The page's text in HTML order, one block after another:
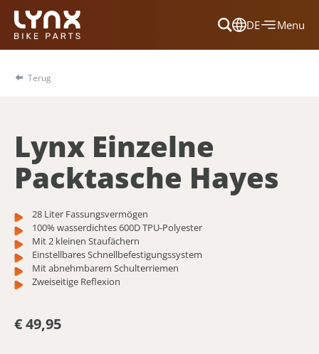
DE
Dansk
Nederlands
Menu
Terug
Lynx Einzelne
Packtasche Hayes
28 Liter Fassungsvermögen
100% wasserdichtes 600D TPU-Polyester
Mit 2 kleinen Staufächern
Einstellbares Schnellbefestigungssystem
Mit abnehmbarem Schulterriemen
Zweiseitige Reflexion
€ 49,95